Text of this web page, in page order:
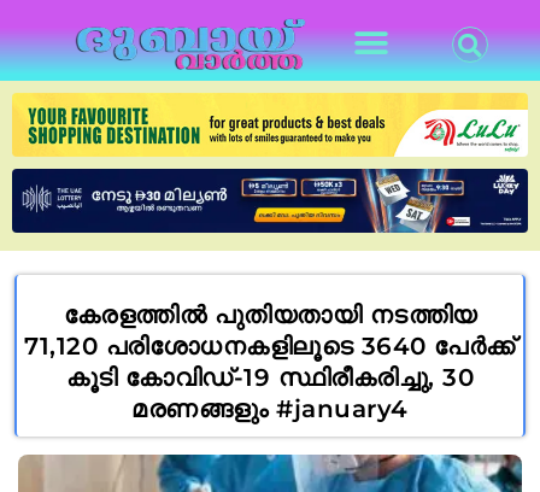
കേരളത്തില്‍ പുതിയതായി നടത്തിയ
71,120 പരിശോധനകളിലൂടെ 3640 പേര്‍ക്ക്
കൂടി കോവിഡ്-19 സ്ഥിരീകരിച്ചു, 30
മരണങ്ങളും #january4